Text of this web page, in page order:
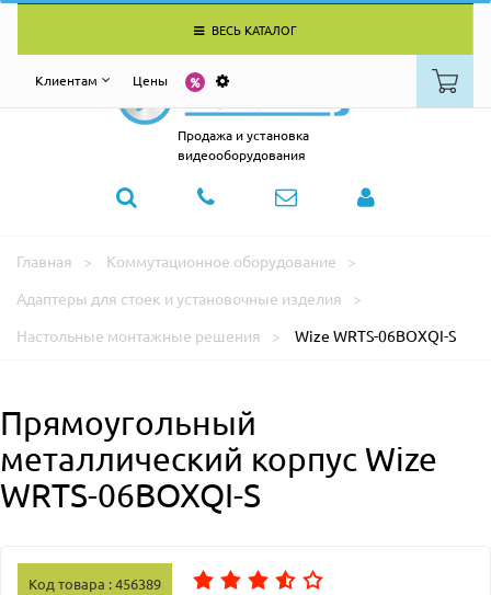
ВЕСЬ КАТАЛОГ
Клиентам Цены
Продажа и установка
видеооборудования
Главная
Коммутационное оборудование
Адаптеры для стоек и установочные изделия
Настольные монтажные решения
Wize WRTS-06BOXQI-S
Прямоугольный
металлический корпус Wize
WRTS-06BOXQI-S
Код товара : 456389